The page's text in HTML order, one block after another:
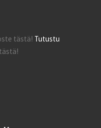
tästä! Tutustu